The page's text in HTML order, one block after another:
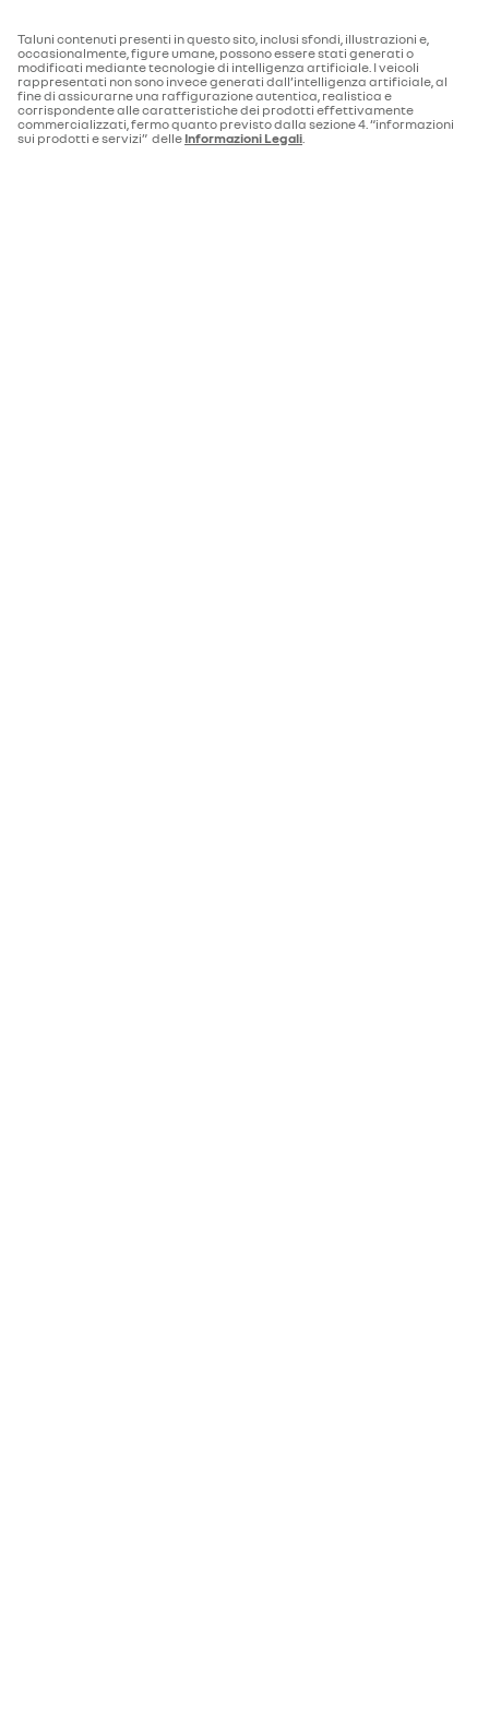
Taluni contenuti presenti in questo sito, inclusi sfondi, illustrazioni e,
occasionalmente, figure umane, possono essere stati generati o
modificati mediante tecnologie di intelligenza artificiale. I veicoli
rappresentati non sono invece generati dall’intelligenza artificiale, al
fine di assicurarne una raffigurazione autentica, realistica e
corrispondente alle caratteristiche dei prodotti effettivamente
commercializzati, fermo quanto previsto dalla sezione 4. “informazioni
sui prodotti e servizi” delle Informazioni Legali.